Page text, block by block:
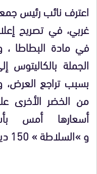
اعترف نائب رئيس
غربي، في تصريح
في مادة البطاطا ،
بسبب تراجع العرض،
من الخضر الأخرى
و »السلاطة » 150 دينار جزائري (17 درهم).